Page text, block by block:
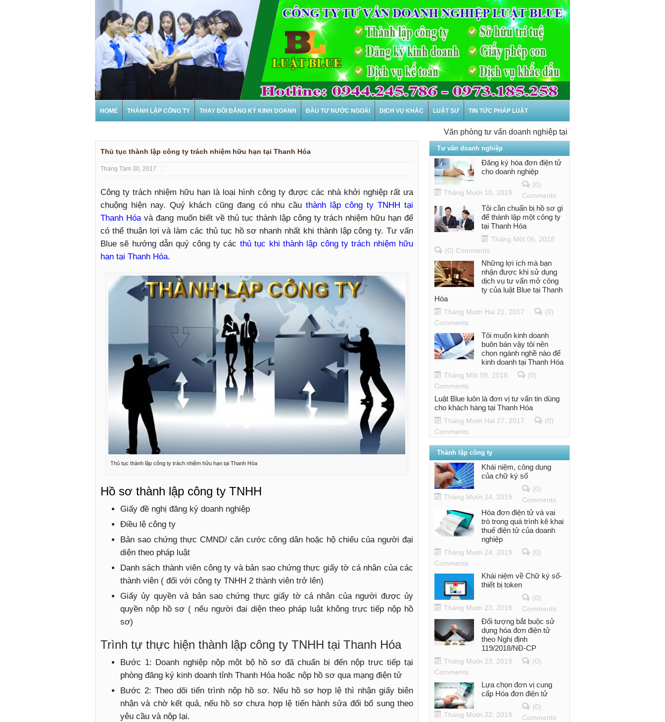
HOME THÀNH LẬP CÔNG TY THAY ĐỔI ĐĂNG KÝ KINH DOANH ĐẦU TƯ NƯỚC NGOÀI DỊCH VỤ KHÁC LUẬT SƯ TIN TỨC PHÁP LUẬT
Văn phòng tư vấn doanh nghiệp tại Thanh Hóa
Thủ tục thành lập công ty trách nhiệm hữu hạn tại Thanh Hóa
Tháng Tám 30, 2017
Công ty trách nhiệm hữu hạn là loại hình công ty được các nhà khởi nghiệp rất ưa
chuộng hiện nay. Quý khách cũng đang có nhu cầuthành lập công ty TNHH tại
Thanh Hóa và đang muốn biết về thủ tục thành lập công ty trách nhiệm hữu hạn để
có thể thuận lợi và làm các thủ tục hồ sơ nhanh nhất khi thành lập công ty. Tư vấn
Blue sẽ hướng dẫn quý công ty các thủ tục khi thành lập công ty trách nhiệm hữu
hạn tại Thanh Hóa.
Thủ tục thành lập công ty trách nhiệm hữu hạn tại Thanh Hóa
Hồ sơ thành lập công ty TNHH
Giấy đề nghị đăng ký doanh nghiệp
Điều lệ công ty
Bản sao chứng thực CMND/ căn cước công dân hoặc hộ chiếu của người đại
diện theo pháp luật
Danh sách thành viên công ty và bản sao chứng thực giấy tờ cá nhân của các
thành viên ( đối với công ty TNHH 2 thành viên trở lên)
Giấy ủy quyền và bản sao chứng thực giấy tờ cá nhân của người được ủy
quyền nộp hồ sơ ( nếu người đại diện theo pháp luật không trực tiếp nộp hồ
sơ)
Trình tự thực hiện thành lập công ty TNHH tại Thanh Hóa
Bước 1: Doanh nghiệp nộp một bộ hồ sơ đã chuẩn bị đến nộp trực tiếp tại
phòng đăng ký kinh doanh tỉnh Thanh Hóa hoặc nộp hồ sơ qua mạng điện tử
Bước 2: Theo dõi tiến trình nộp hồ sơ. Nếu hồ sơ hợp lệ thì nhận giấy biên
nhận và chờ kết quả, nếu hồ sơ chưa hợp lệ tiến hành sửa đổi bổ sung theo
yêu cầu và nộp lại.
Tư vấn doanh nghiệp
Đăng ký hóa đơn điện tử
cho doanh nghiệp
Tháng Mười 10, 2019
(0)
Comments
Tôi cần chuẩn bị hồ sơ gì
để thành lập một công ty
tại Thanh Hóa
Tháng Một 06, 2018
(0) Comments
Những lợi ích mà bạn
nhận được khi sử dụng
dịch vụ tư vấn mở công
ty của luật Blue tại Thanh
Hóa
Tháng Mười Hai 21, 2017
(0)
Comments
Tôi muốn kinh doanh
buôn bán vậy tôi nên
chọn ngành nghề nào để
kinh doanh tại Thanh Hóa
Tháng Một 09, 2018
(0)
Comments
Luật Blue luôn là đơn vị tư vấn tin dùng
cho khách hàng tại Thanh Hóa
Tháng Mười Hai 27, 2017
(0)
Comments
Thành lập công ty
Khái niệm, công dụng
của chữ ký số
Tháng Mười 24, 2019
(0)
Comments
Hóa đơn điện tử và vai
trò trong quá trình kê khai
thuế điện tử của doanh
nghiệp
Tháng Mười 24, 2019
(0)
Comments
Khái niệm về Chữ ký số-
thiết bị token
Tháng Mười 23, 2019
(0)
Comments
Đối tượng bắt buộc sử
dụng hóa đơn điện tử
theo Nghị định
119/2018/NĐ-CP
Tháng Mười 23, 2019
(0)
Comments
Lựa chọn đơn vị cung
cấp Hóa đơn điện tử
Tháng Mười 22, 2019
(0)
Comments